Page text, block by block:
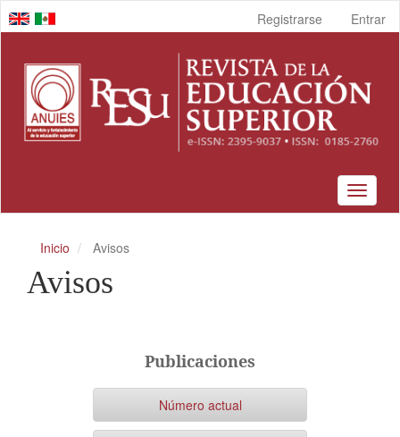
Navegación
principal
principal
Barra
lateral
Registrarse Entrar
Toggle
Inicio Avisos
Avisos
Publicaciones
Número actual